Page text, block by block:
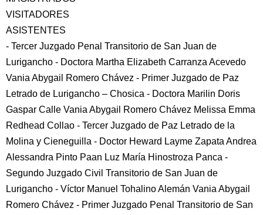
VISITADORES
ASISTENTES
- Tercer Juzgado Penal Transitorio de San Juan de
Lurigancho - Doctora Martha Elizabeth Carranza Acevedo
Vania Abygail Romero Chávez - Primer Juzgado de Paz
Letrado de Lurigancho – Chosica - Doctora Marilin Doris
Gaspar Calle Vania Abygail Romero Chávez Melissa Emma
Redhead Collao - Tercer Juzgado de Paz Letrado de la
Molina y Cieneguilla - Doctor Heward Layme Zapata Andrea
Alessandra Pinto Paan Luz María Hinostroza Panca -
Segundo Juzgado Civil Transitorio de San Juan de
Lurigancho - Víctor Manuel Tohalino Alemán Vania Abygail
Romero Chávez - Primer Juzgado Penal Transitorio de San